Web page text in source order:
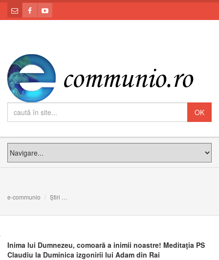
e-communio Știri
Inima lui Dumnezeu, comoară a inimii noastre! Meditaţia PS
Claudiu la Duminica izgonirii lui Adam din Rai